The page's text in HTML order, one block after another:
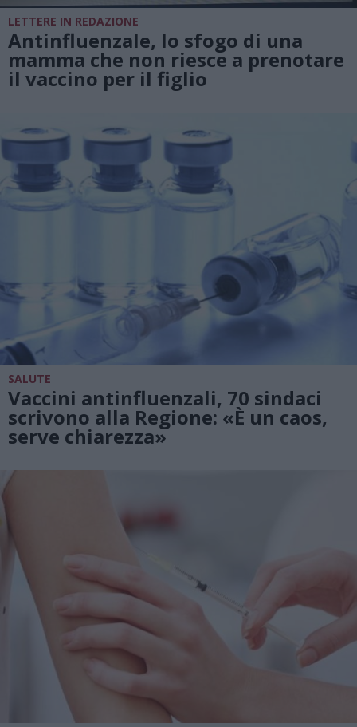
LETTERE IN REDAZIONE
Antinfluenzale, lo sfogo di una
mamma che non riesce a prenotare
il vaccino per il figlio
SALUTE
Vaccini antinfluenzali, 70 sindaci
scrivono alla Regione: «È un caos,
serve chiarezza»